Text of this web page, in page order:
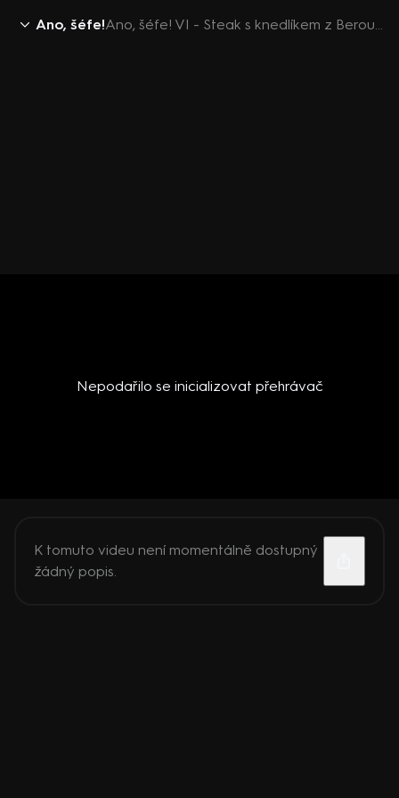
Ano, šéfe! Ano, šéfe! VI - Steak s knedlíkem z Berouna
Nepodařilo se inicializovat přehrávač
K tomuto videu není momentálně dostupný
žádný popis.